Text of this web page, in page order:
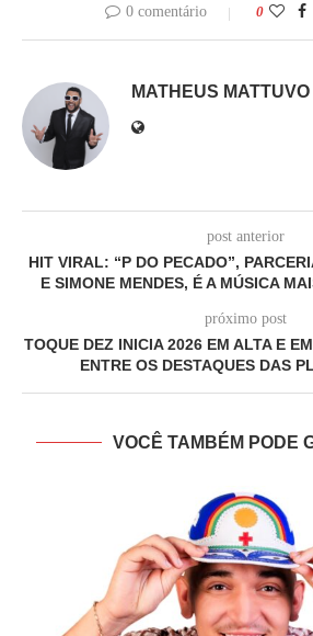
0 comentário 0
MATHEUS MATTUVO
post anterior
HIT VIRAL: “P DO PECADO”,
E SIMONE MENDES, É A MÚSICA
próximo post
TOQUE DEZ INICIA 2026 EM ALTA E
ENTRE OS DESTAQUES DAS
VOCÊ TAMBÉM PODE